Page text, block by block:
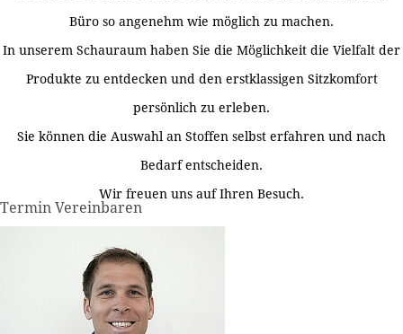
Büro so angenehm wie möglich zu machen.
In unserem Schauraum haben Sie die Möglichkeit die Vielfalt der
Produkte zu entdecken und den erstklassigen Sitzkomfort
persönlich zu erleben.
Sie können die Auswahl an Stoffen selbst erfahren und nach
Bedarf entscheiden.
Wir freuen uns auf Ihren Besuch.
Termin Vereinbaren